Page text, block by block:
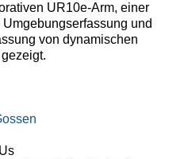
UR10e-Arm, einer
und
von dynamischen